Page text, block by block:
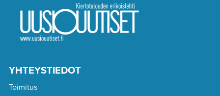
YHTEYSTIEDOT
Toimitus